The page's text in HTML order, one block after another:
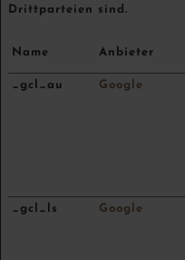
Drittparteien sind.
Name Anbieter
_gcl_au Google
_gcl_ls Google